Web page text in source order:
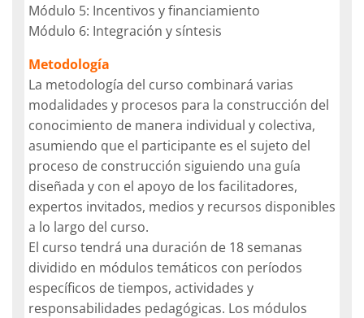
Módulo 5: Incentivos y financiamiento
Módulo 6: Integración y síntesis
Metodología
La metodología del curso combinará varias
modalidades y procesos para la construcción del
conocimiento de manera individual y colectiva,
asumiendo que el participante es el sujeto del
proceso de construcción siguiendo una guía
diseñada y con el apoyo de los facilitadores,
expertos invitados, medios y recursos disponibles
a lo largo del curso.
El curso tendrá una duración de 18 semanas
dividido en módulos temáticos con períodos
específicos de tiempos, actividades y
responsabilidades pedagógicas. Los módulos